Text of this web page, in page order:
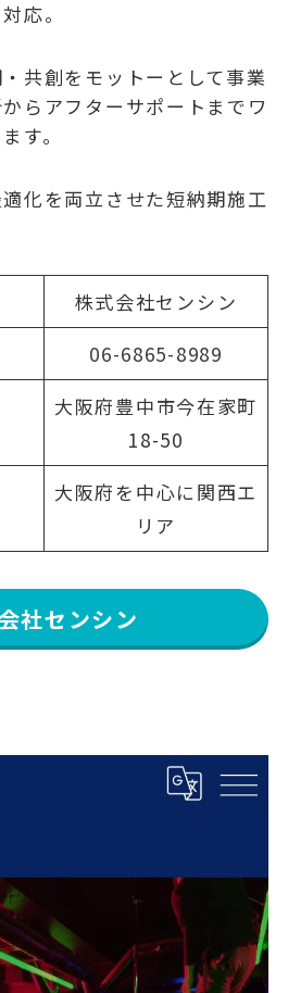
応。
共創をモットーとして事業
らアフターサポートまでワ
す。
化を両立させた短納期施工
株式会社センシン
06-6865-8989
大阪府豊中市今在家町
18-50
大阪府を中心に関西エ
リア
社センシン